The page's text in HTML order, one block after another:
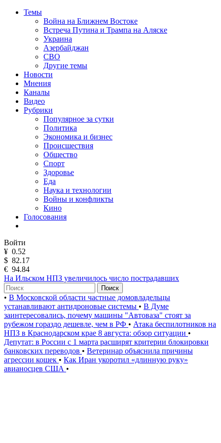
Темы
Война на Ближнем Востоке
Встреча Путина и Трампа на Аляске
Украина
Азербайджан
СВО
Другие темы
Новости
Мнения
Каналы
Видео
Рубрики
Популярное за сутки
Политика
Экономика и бизнес
Происшествия
Общество
Спорт
Здоровье
Еда
Наука и технологии
Войны и конфликты
Кино
Голосования
Войти
¥ 0.52
$ 82.17
€ 94.84
На Ильском НПЗ увеличилось число пострадавших
Поиск
• В Московской области частные домовладельцы
устанавливают антидроновые системы • В Думе
заинтересовались, почему машины "Автоваза" стоят за
рубежом гораздо дешевле, чем в РФ • Атака беспилотников на
НПЗ в Краснодарском крае 8 августа: обзор ситуации •
Депутат: в России с 1 марта расширят критерии блокировки
банковских переводов • Ветеринар объяснила причины
агрессии кошек • Как Иран укоротил «длинную руку»
авианосцев США •